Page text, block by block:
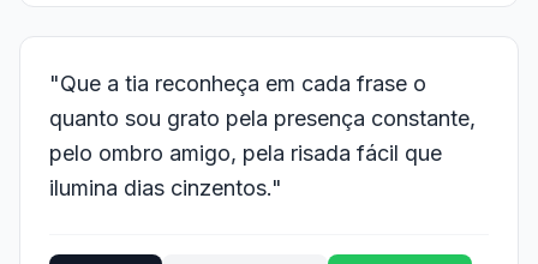
"Que a tia reconheça em cada frase o
quanto sou grato pela presença constante,
pelo ombro amigo, pela risada fácil que
ilumina dias cinzentos."